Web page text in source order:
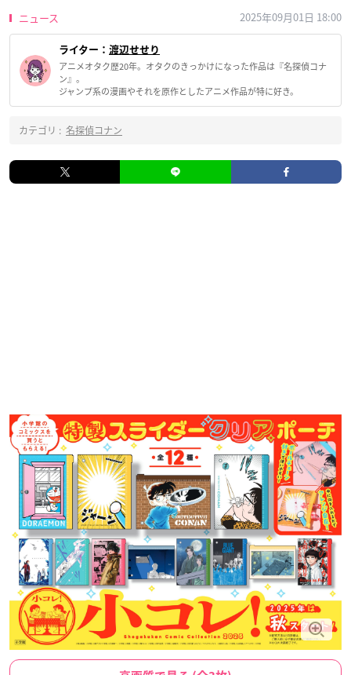
ニュース 2025年09月01日 18:00
ライター： 渡辺せせり
アニメオタク歴20年。オタクのきっかけになった作品は『名探偵コナ
ン』。
ジャンプ系の漫画やそれを原作としたアニメ作品が特に好き。
カテゴリ : 名探偵コナン